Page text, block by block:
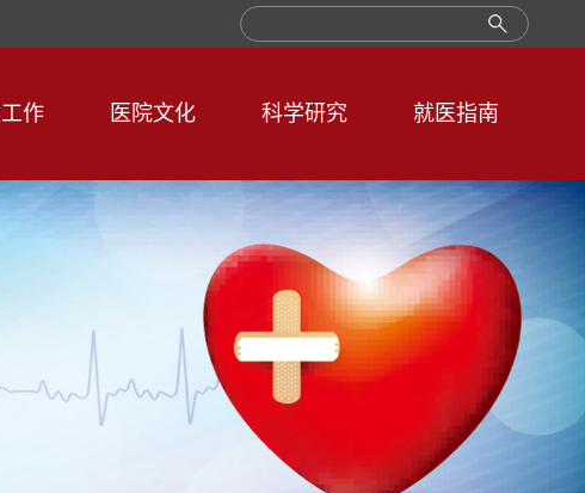
作 医院文化 科学研究 就医指南